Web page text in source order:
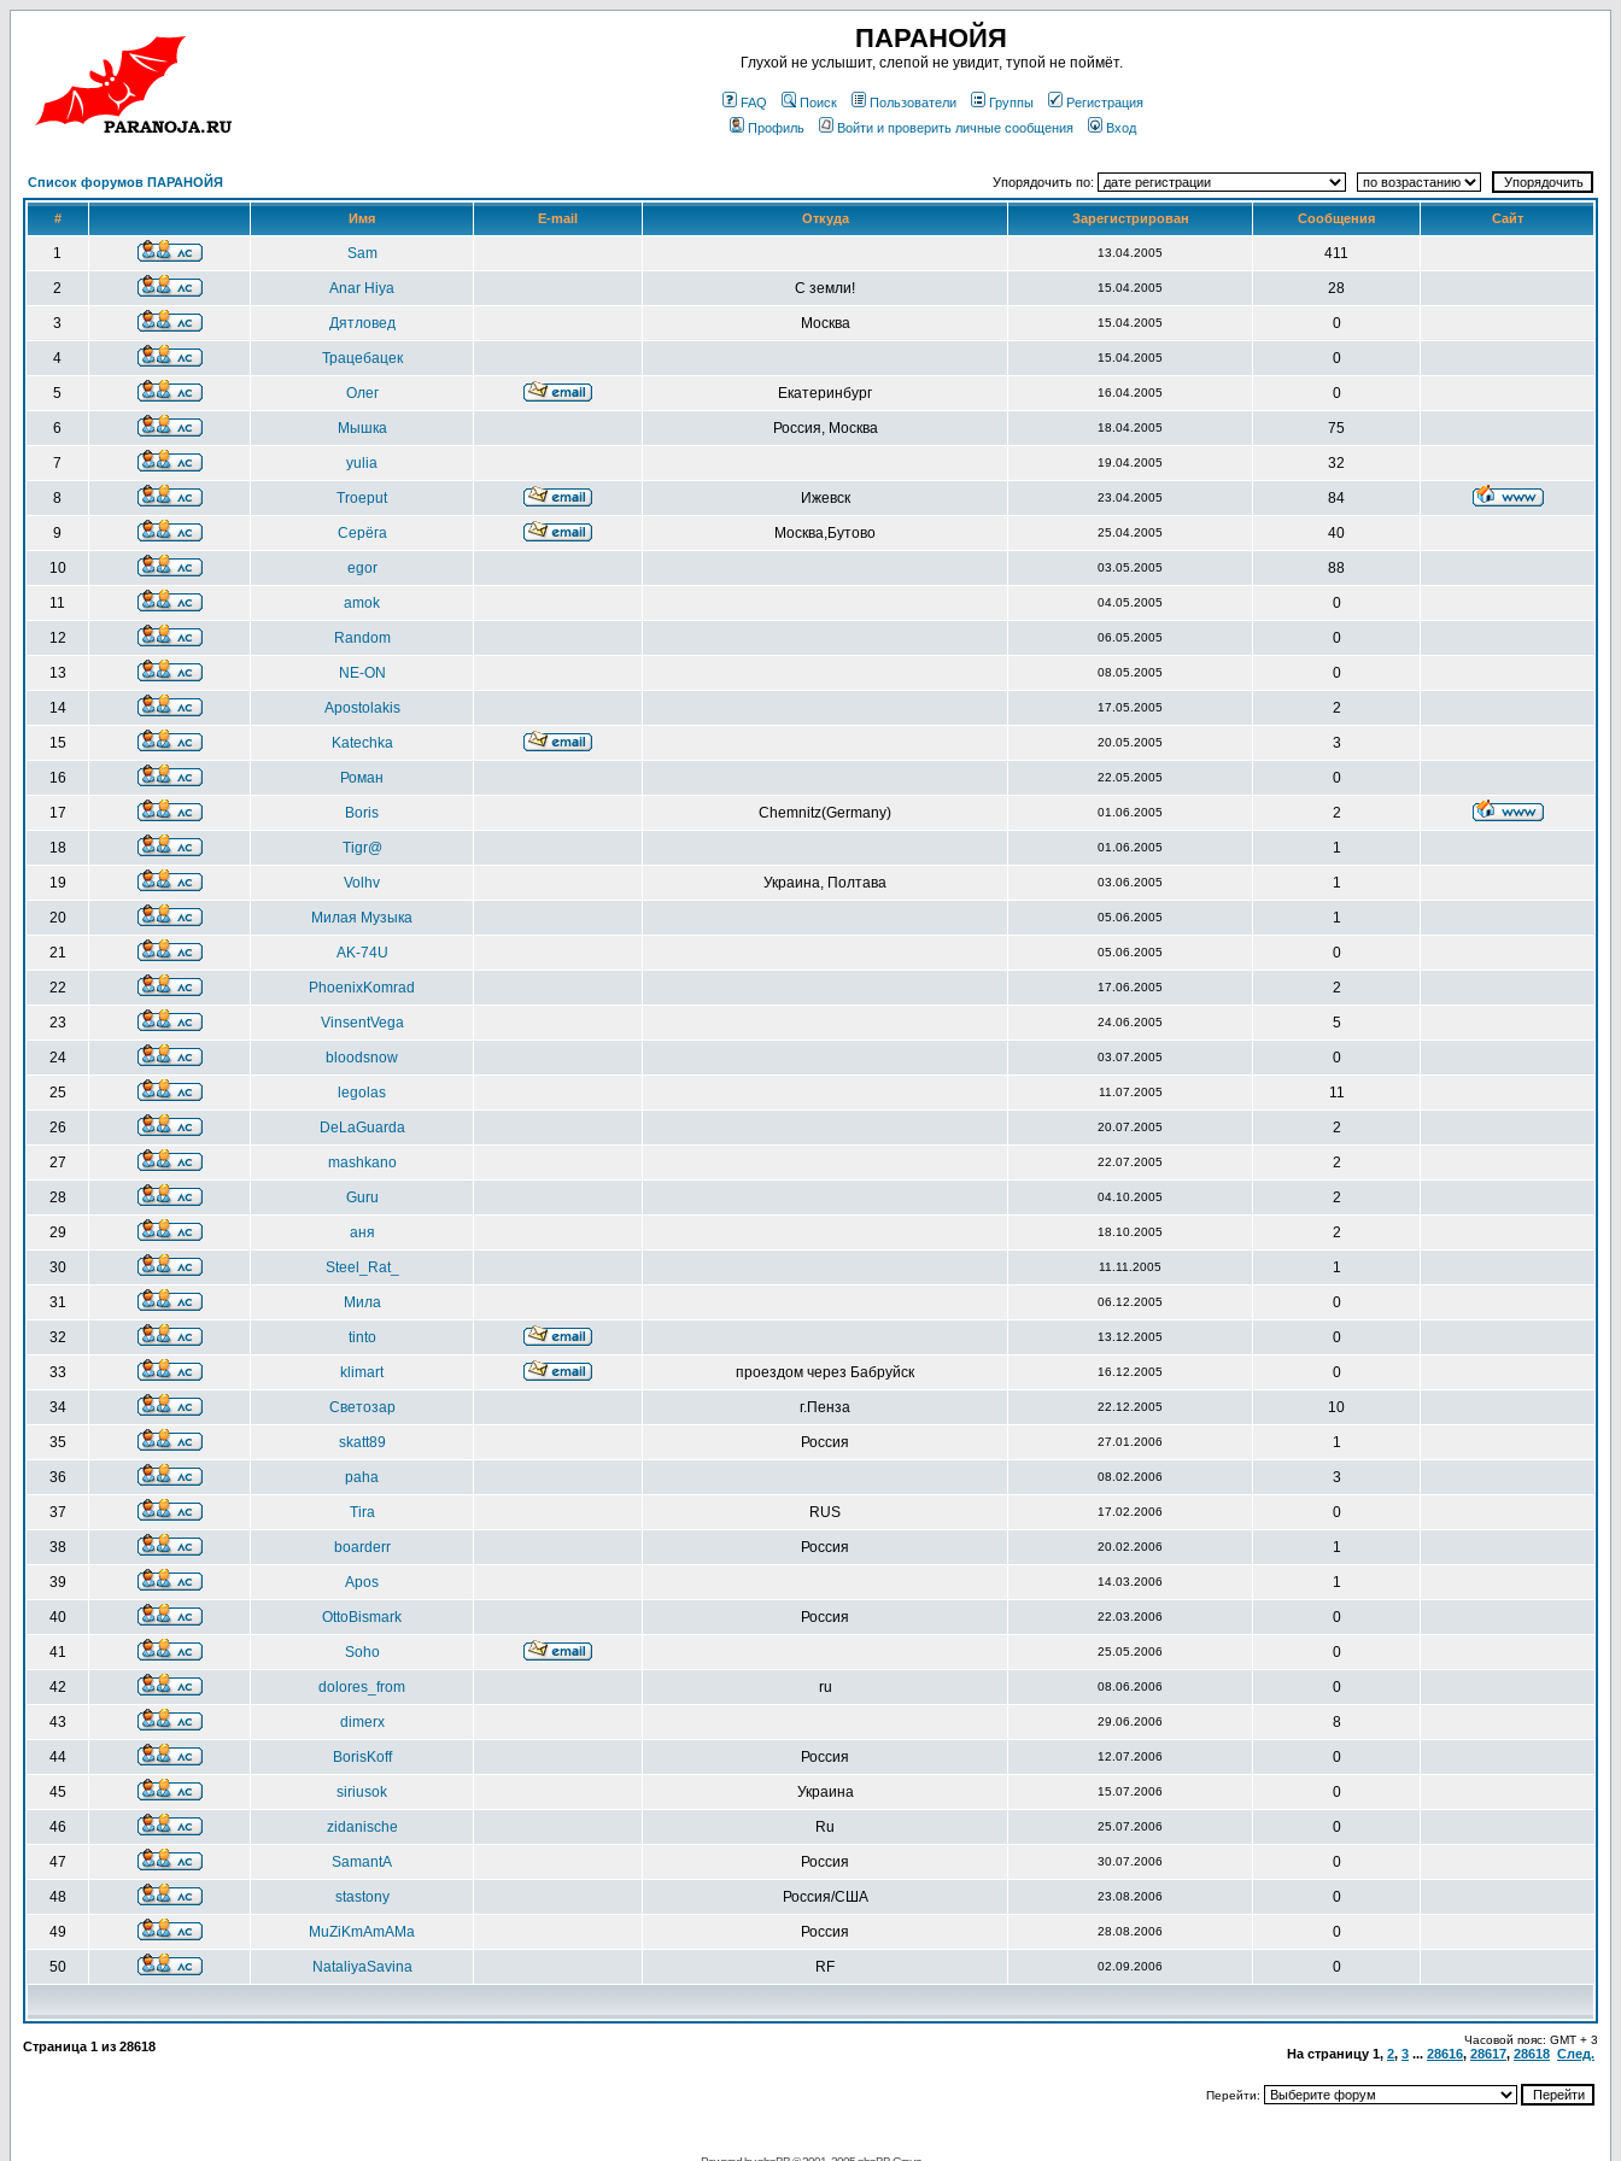
ПАРАНОЙЯ
Глухой не услышит, слепой не увидит, тупой не поймёт.
FAQ Поиск Пользователи Группы
Регистрация
Профиль
Войти и проверить личные сообщения Вход
Список форумов ПАРАНОЙЯ Упорядочить по:
# Имя E-mail Откуда Зарегистрирован Сообщения Сайт
1 Sam 13.04.2005 411
2 Anar Hiya С земли! 15.04.2005 28
3 Дятловед Москва 15.04.2005 0
4 Трацебацек 15.04.2005 0
5 Олег Екатеринбург 16.04.2005 0
6 Мышка Россия, Москва 18.04.2005 75
7 yulia 19.04.2005 32
8 Troeput Ижевск 23.04.2005 84
9 Серёга Москва,Бутово 25.04.2005 40
10 egor 03.05.2005 88
11 amok 04.05.2005 0
12 Random 06.05.2005 0
13 NE-ON 08.05.2005 0
14 Apostolakis 17.05.2005 2
15 Katechka 20.05.2005 3
16 Роман 22.05.2005 0
17 Boris Chemnitz(Germany) 01.06.2005 2
18 Tigr@ 01.06.2005 1
19 Volhv Украина, Полтава 03.06.2005 1
20 Милая Музыка 05.06.2005 1
21 AK-74U 05.06.2005 0
22 PhoenixKomrad 17.06.2005 2
23 VinsentVega 24.06.2005 5
24 bloodsnow 03.07.2005 0
25 legolas 11.07.2005 11
26 DeLaGuarda 20.07.2005 2
27 mashkano 22.07.2005 2
28 Guru 04.10.2005 2
29 аня 18.10.2005 2
30 Steel_Rat_ 11.11.2005 1
31 Мила 06.12.2005 0
32 tinto 13.12.2005 0
33 klimart проездом через Бабруйск 16.12.2005 0
34 Светозар г.Пенза 22.12.2005 10
35 skatt89 Россия 27.01.2006 1
36 paha 08.02.2006 3
37 Tira RUS 17.02.2006 0
38 boarderr Россия 20.02.2006 1
39 Apos 14.03.2006 1
40 OttoBismark Россия 22.03.2006 0
41 Soho 25.05.2006 0
42 dolores_from ru 08.06.2006 0
43 dimerx 29.06.2006 8
44 BorisKoff Россия 12.07.2006 0
45 siriusok Украина 15.07.2006 0
46 zidanische Ru 25.07.2006 0
47 SamantA Россия 30.07.2006 0
48 stastony Россия/США 23.08.2006 0
49 MuZiKmAmAMa Россия 28.08.2006 0
50 NataliyaSavina RF 02.09.2006 0
Страница 1 из 28618 Часовой пояс: GMT + 3
На страницу 1, 2, 3 ... 28616, 28617, 28618 След.
Перейти: